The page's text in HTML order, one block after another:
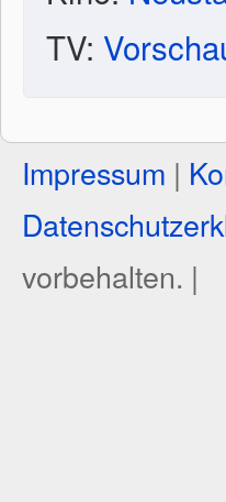
TV:
Impressum |
vorbehalten. |